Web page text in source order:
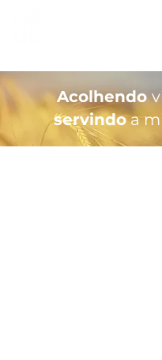
Acolhendo
servindoa